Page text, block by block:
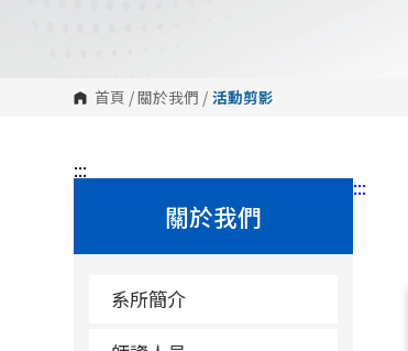
首頁 /關於我們 / 活動剪影
:::
關於我們
系所簡介
:::